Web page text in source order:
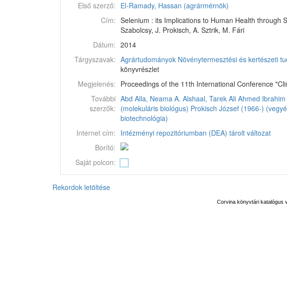
Első szerző: El-Ramady, Hassan (agrármérnök)
Cím: Selenium : its Implications to Human Health through
Szabolcsy, J. Prokisch, A. Sztrik, M. Fári
Dátum: 2014
Tárgyszavak: Agrártudományok Növénytermesztési és kertészeti
könyvrészlet
Megjelenés: Proceedings of the 11th International Conference
További
szerzők:
Abd Alla, Neama A. Alshaal, Tarek Ali Ahmed
(molekuláris biológus) Prokisch József (1966-)
biotechnológia)
Internet cím: Intézményi repozitóriumban (DEA) tárolt változat
Borító:
Saját polcon:
Rekordok letöltése
Corvina könyvtári katalógus